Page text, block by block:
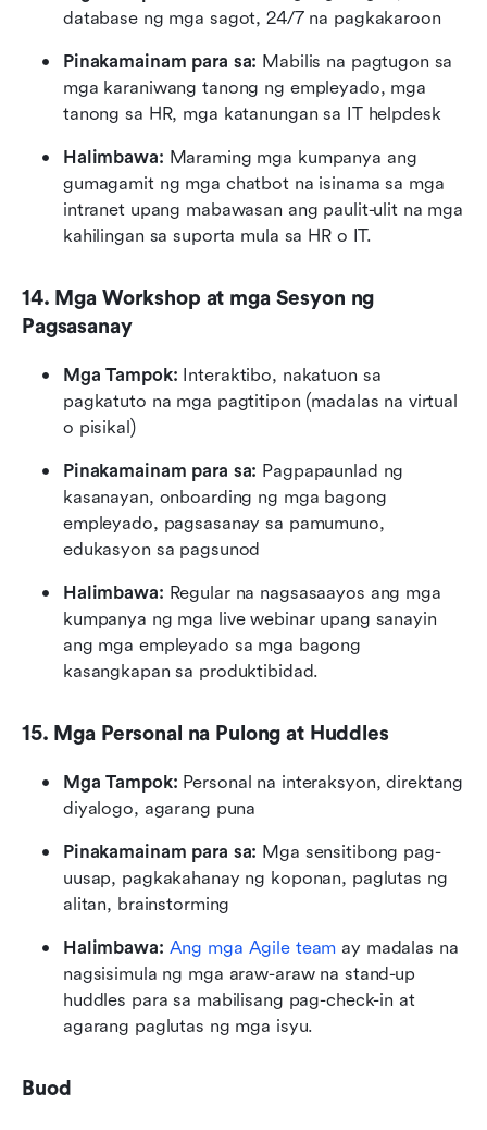
database ng mga sagot, 24/7 na pagkakaroon
Pinakamainam para sa: Mabilis na pagtugon sa
mga karaniwang tanong ng empleyado, mga
tanong sa HR, mga katanungan sa IT helpdesk
Halimbawa: Maraming mga kumpanya ang
gumagamit ng mga chatbot na isinama sa mga
intranet upang mabawasan ang paulit-ulit na mga
kahilingan sa suporta mula sa HR o IT.
14. Mga Workshop at mga Sesyon ng
Pagsasanay
Mga Tampok: Interaktibo, nakatuon sa
pagkatuto na mga pagtitipon (madalas na virtual
o pisikal)
Pinakamainam para sa: Pagpapaunlad ng
kasanayan, onboarding ng mga bagong
empleyado, pagsasanay sa pamumuno,
edukasyon sa pagsunod
Halimbawa: Regular na nagsasaayos ang mga
kumpanya ng mga live webinar upang sanayin
ang mga empleyado sa mga bagong
kasangkapan sa produktibidad.
15. Mga Personal na Pulong at Huddles
Mga Tampok: Personal na interaksyon, direktang
diyalogo, agarang puna
Pinakamainam para sa: Mga sensitibong pag-
uusap, pagkakahanay ng koponan, paglutas ng
alitan, brainstorming
Halimbawa: Ang mga Agile team ay madalas na
nagsisimula ng mga araw-araw na stand-up
huddles para sa mabilisang pag-check-in at
agarang paglutas ng mga isyu.
Buod